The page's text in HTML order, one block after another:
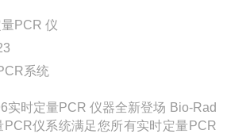
PCR 仪
系统
实时定量PCR 仪器全新登场 Bio-Rad
仪系统满足您所有实时定量PCR